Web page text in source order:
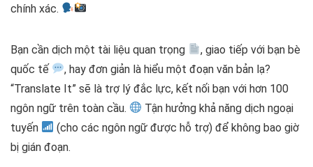
chính xác.
Bạn cần dịch một tài liệu quan trọng
, giao tiếp với bạn bè
quốc tế
, hay đơn giản là hiểu một đoạn văn bản lạ?
“Translate It” sẽ là trợ lý đắc lực, kết nối bạn với hơn 100
ngôn ngữ trên toàn cầu.
Tận hưởng khả năng dịch ngoại
tuyến
(cho các ngôn ngữ được hỗ trợ) để không bao giờ
bị gián đoạn.